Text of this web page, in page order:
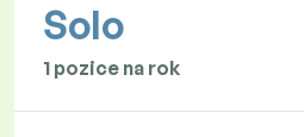
Solo
1 pozice na rok